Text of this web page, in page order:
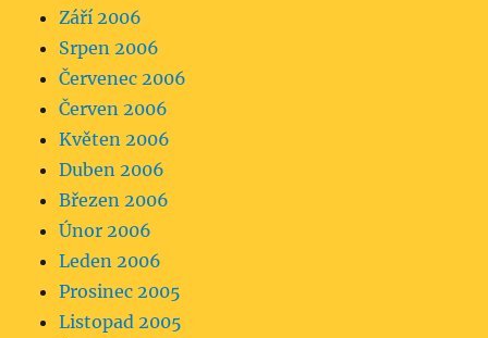
Září 2006
Srpen 2006
Červenec 2006
Červen 2006
Květen 2006
Duben 2006
Březen 2006
Únor 2006
Leden 2006
Prosinec 2005
Listopad 2005